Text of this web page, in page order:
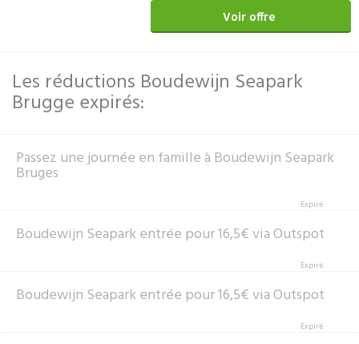
Voir offre
Les réductions Boudewijn Seapark
Brugge expirés:
Passez une journée en famille à Boudewijn Seapark
Bruges
Expiré
Boudewijn Seapark entrée pour 16,5€ via Outspot
Expiré
Boudewijn Seapark entrée pour 16,5€ via Outspot
Expiré